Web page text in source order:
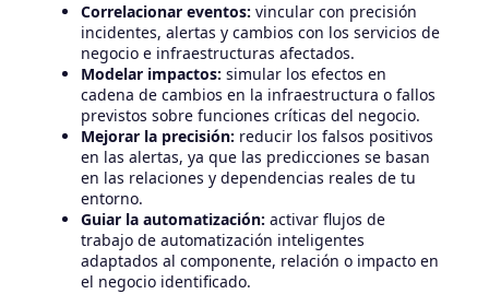
Correlacionar eventos: vincular con precisión
incidentes, alertas y cambios con los servicios de
negocio e infraestructuras afectados.
Modelar impactos: simular los efectos en
cadena de cambios en la infraestructura o fallos
previstos sobre funciones críticas del negocio.
Mejorar la precisión: reducir los falsos positivos
en las alertas, ya que las predicciones se basan
en las relaciones y dependencias reales de tu
entorno.
Guiar la automatización: activar flujos de
trabajo de automatización inteligentes
adaptados al componente, relación o impacto en
el negocio identificado.